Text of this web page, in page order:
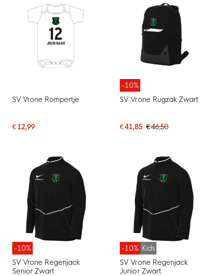
SV Vrone Rompertje
€ 12,99
-10%
SV Vrone Rugzak Zwart
€ 41,85 € 46,50
-10%
SV Vrone Regenjack
Senior Zwart
-10% Kids
SV Vrone Regenjack
Junior Zwart